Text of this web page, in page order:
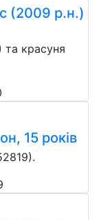
(2009 р.н.)
красуня
15 років